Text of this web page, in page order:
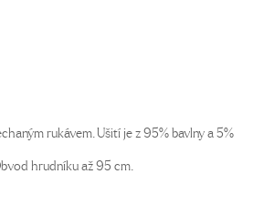
rukávem. Ušití je z 95% bavlny a 5%
hrudníku až 95 cm.